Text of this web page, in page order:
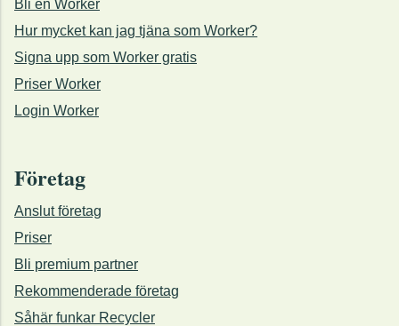
Bli en Worker
Hur mycket kan jag tjäna som Worker?
Signa upp som Worker gratis
Priser Worker
Login Worker
Företag
Anslut företag
Priser
Bli premium partner
Rekommenderade företag
Såhär funkar Recycler